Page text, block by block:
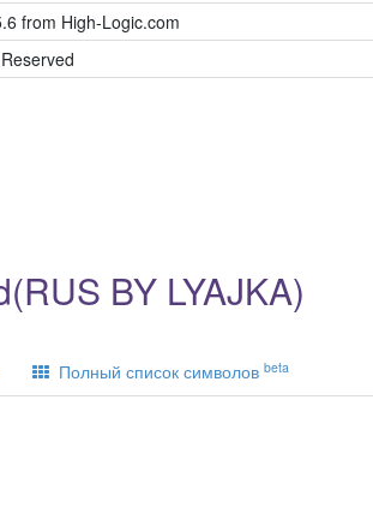
from High-Logic.com
BY LYAJKA)
Полный список символов beta